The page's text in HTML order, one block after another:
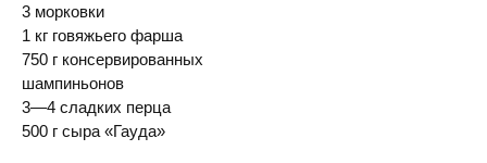
3 морковки
1 кг говяжьего фарша
750 г консервированных
шампиньонов
3—4 сладких перца
500 г сыра «Гауда»